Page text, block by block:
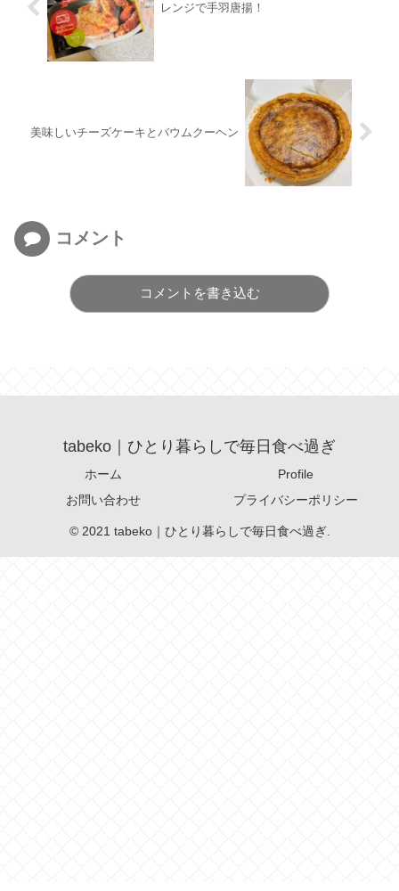
レンジで手羽唐揚！
美味しいチーズケーキとバウムクーヘン
コメント
コメントを書き込む
tabeko｜ひとり暮らしで毎日食べ過ぎ
ホーム
Profile
お問い合わせ
プライバシーポリシー
© 2021 tabeko｜ひとり暮らしで毎日食べ過ぎ.